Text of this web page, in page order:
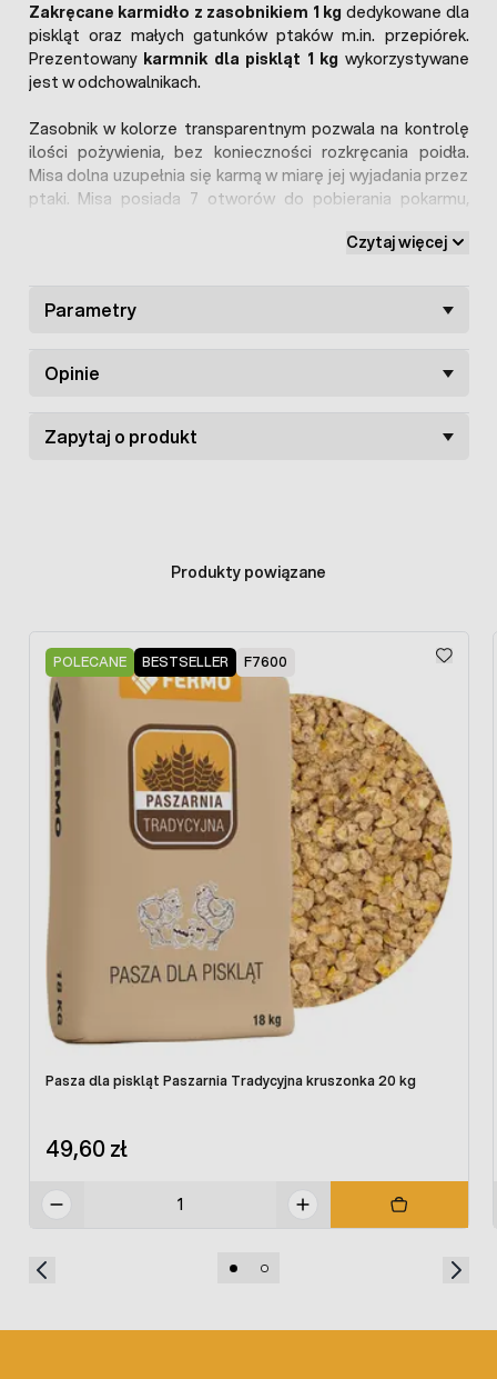
Zakręcane karmidło z zasobnikiem 1 kg dedykowane dla
piskląt oraz małych gatunków ptaków m.in. przepiórek.
Prezentowany karmnik dla piskląt 1 kg wykorzystywane
jest w odchowalnikach.
Zasobnik w kolorze transparentnym pozwala na kontrolę
ilości pożywienia, bez konieczności rozkręcania poidła.
Misa dolna uzupełnia się karmą w miarę jej wyjadania przez
ptaki. Misa posiada 7 otworów do pobierania pokarmu,
montażu.Karmidełko dla piskląt 1 kg
zostało wykonane z
uszkodzenia oraz łatwego w myciu i dezynfekcji.
Czytaj więcej
Parametry
Opinie
Zapytaj o produkt
Produkty powiązane
POLECANE BESTSELLER F7600
Pasza dla piskląt Paszarnia Tradycyjna kruszonka 20 kg
49,60 zł